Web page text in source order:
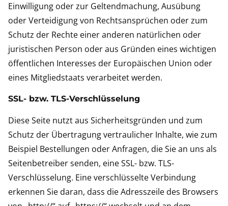
Einwilligung oder zur Geltendmachung, Ausübung
oder Verteidigung von Rechtsansprüchen oder zum
Schutz der Rechte einer anderen natürlichen oder
juristischen Person oder aus Gründen eines wichtigen
öffentlichen Interesses der Europäischen Union oder
eines Mitgliedstaats verarbeitet werden.
SSL- bzw. TLS-Verschlüsselung
Diese Seite nutzt aus Sicherheitsgründen und zum
Schutz der Übertragung vertraulicher Inhalte, wie zum
Beispiel Bestellungen oder Anfragen, die Sie an uns als
Seitenbetreiber senden, eine SSL- bzw. TLS-
Verschlüsselung. Eine verschlüsselte Verbindung
erkennen Sie daran, dass die Adresszeile des Browsers